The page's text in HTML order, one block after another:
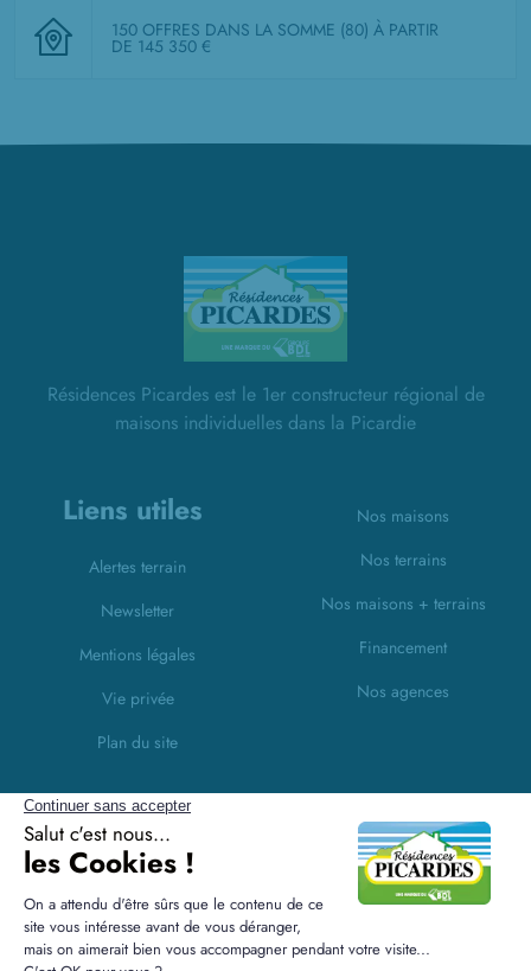
150 OFFRES DANS LA SOMME (80) À PARTIR
DE 145 350 €
Résidences Picardes est le 1er constructeur régional de
maisons individuelles dans la Picardie
Liens utiles
Alertes terrain
Newsletter
Mentions légales
Vie privée
Plan du site
Nos maisons
Nos terrains
Nos maisons + terrains
Financement
Nos agences